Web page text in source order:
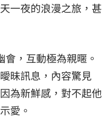
一夜的浪漫之旅，甚
，互動極為親暱。
昧訊息，內容驚見
為新鮮感，對不起他
愛。